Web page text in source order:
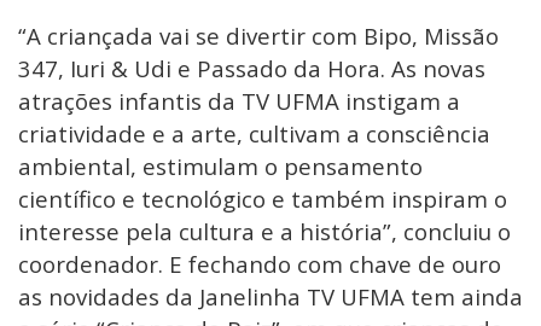
“A criançada vai se divertir com Bipo, Missão
347, Iuri & Udi e Passado da Hora. As novas
atrações infantis da TV UFMA instigam a
criatividade e a arte, cultivam a consciência
ambiental, estimulam o pensamento
científico e tecnológico e também inspiram o
interesse pela cultura e a história”, concluiu o
coordenador. E fechando com chave de ouro
as novidades da Janelinha TV UFMA tem ainda